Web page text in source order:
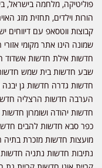
פוליטיקה, מלחמה בישראל,
הורות וילדים, תחזית מזג
קבוצות ווטסאפ עם דיווחים
שמונה הינו אתר מקומי
חדשות אילת חדשות אשדוד
שבע חדשות בית שמש
חדשות גדרה חדשות גן
הערבה חדשות הרצליה
חדשות יהודה ושומרון
כפר סבא חדשות להבים
מועצות חדשות מזכרת
נתיבות חדשות נתניה